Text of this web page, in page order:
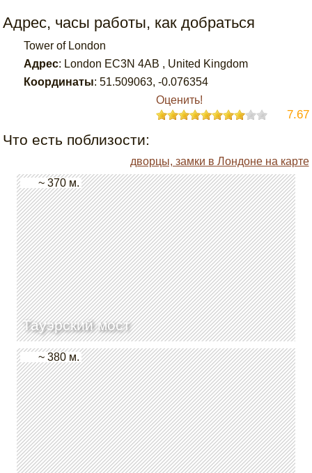
Адрес, часы работы, как добраться
Tower of London
Адрес: London EC3N 4AB , United Kingdom
Координаты: 51.509063,-0.076354
Оценить!
7.67
Что есть поблизости:
дворцы, замки в Лондоне на карте
Тауэрский мост
~ 370 м.
~ 380 м.